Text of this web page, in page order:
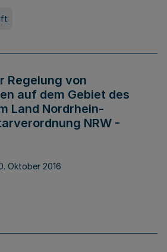
Regelung von
auf dem Gebiet des
Land Nordrhein-
NRW -
Oktober 2016